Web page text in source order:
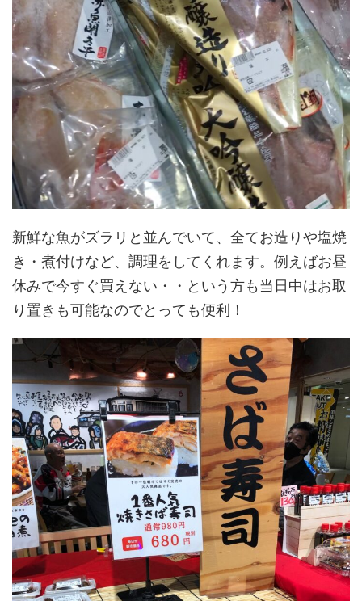
新鮮な魚がズラリと並んでいて、全てお造りや塩焼
き・煮付けなど、調理をしてくれます。例えばお昼
休みで今すぐ買えない・・という方も当日中はお取
り置きも可能なのでとっても便利！